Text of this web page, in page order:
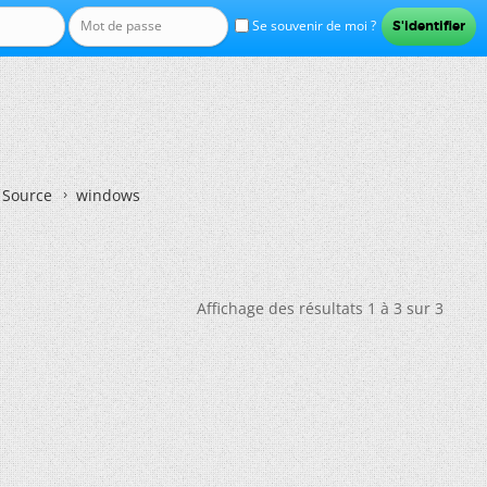
Se souvenir de moi ?
windows
Affichage des résultats 1 à 3 sur 3